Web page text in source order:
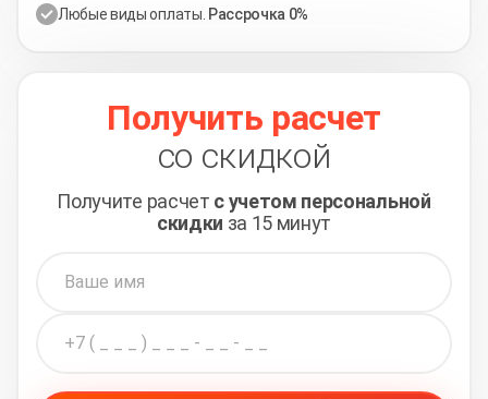
Любые виды оплаты. Рассрочка 0%
Получить расчет
со скидкой
Получите расчет с учетом персональной
скидки за 15 минут